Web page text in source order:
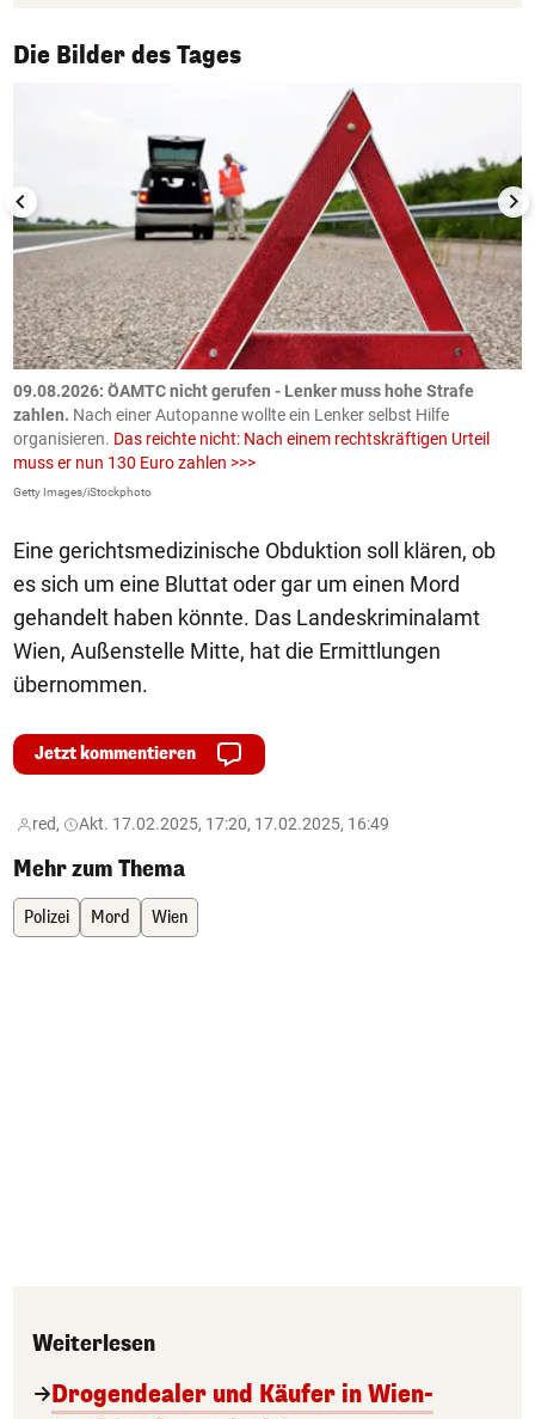
Die Bilder des Tages
1/50
09.08.2026: ÖAMTC nicht gerufen - Lenker muss hohe Strafe
zahlen. Nach einer Autopanne wollte ein Lenker selbst Hilfe
organisieren. Das reichte nicht: Nach einem rechtskräftigen Urteil
muss er nun 130 Euro zahlen >>>
Getty Images/iStockphoto
Eine gerichtsmedizinische Obduktion soll klären, ob
es sich um eine Bluttat oder gar um einen Mord
gehandelt haben könnte. Das Landeskriminalamt
Wien, Außenstelle Mitte, hat die Ermittlungen
übernommen.
Jetzt kommentieren
red, Akt. 17.02.2025, 17:20, 17.02.2025, 16:49
Mehr zum Thema
Polizei Mord Wien
Weiterlesen
Drogendealer und Käufer in Wien-